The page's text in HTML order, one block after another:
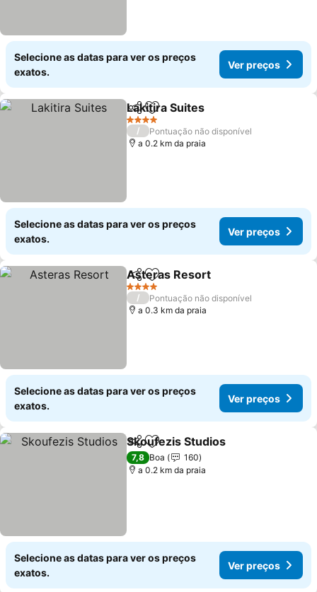
Selecione as datas para ver os preços
exatos.
Ver preços
PartilharAdicionar aos favoritos
Lakitira Suites
4 Estrelas
/
Pontuação não disponível
a 0.2 km da praia
Selecione as datas para ver os preços
exatos.
Ver preços
PartilharAdicionar aos favoritos
Asteras Resort
4 Estrelas
/
Pontuação não disponível
a 0.3 km da praia
Selecione as datas para ver os preços
exatos.
Ver preços
PartilharAdicionar aos favoritos
Skoufezis Studios
7,8 Boa
160
a 0.2 km da praia
Selecione as datas para ver os preços
exatos.
Ver preços